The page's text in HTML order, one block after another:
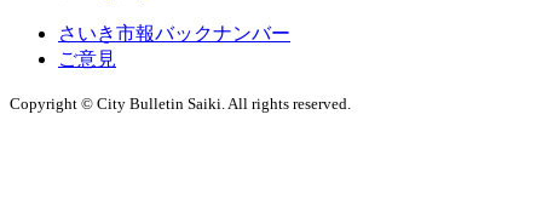
さいき市報バックナンバー
ご意見
Copyright © City Bulletin Saiki. All rights reserved.